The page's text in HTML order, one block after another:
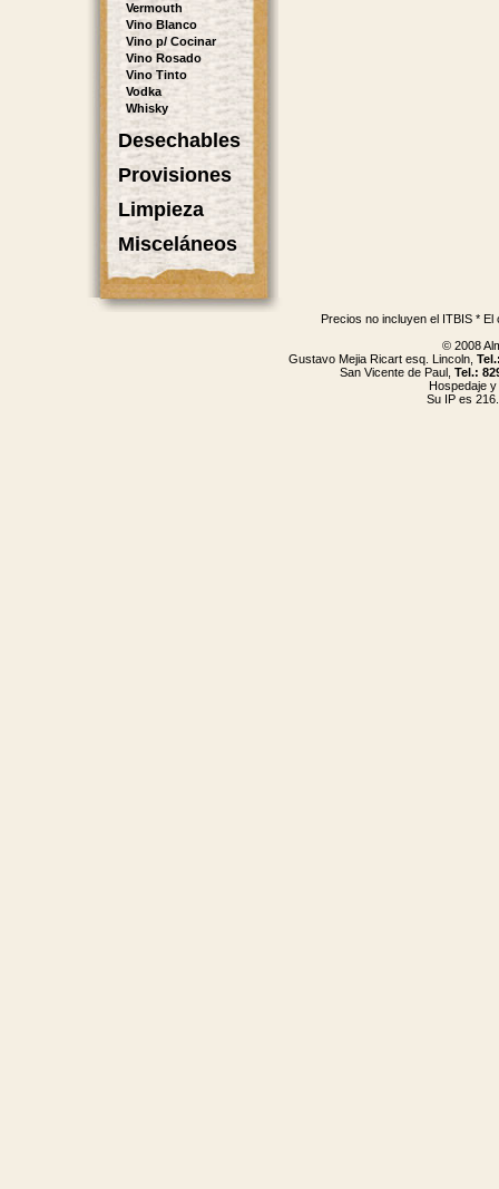
Vermouth
Vino Blanco
Vino p/ Cocinar
Vino Rosado
Vino Tinto
Vodka
Whisky
Desechables
Provisiones
Limpieza
Misceláneos
Precios no incluyen el ITBIS *
© 2008
Gustavo Mejia Ricart esq. Lincoln,
San Vicente de Paul, Tel.:
Hospedaje
Su IP es